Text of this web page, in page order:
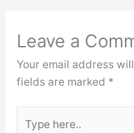
Leave a
Your email address
fields are marked *